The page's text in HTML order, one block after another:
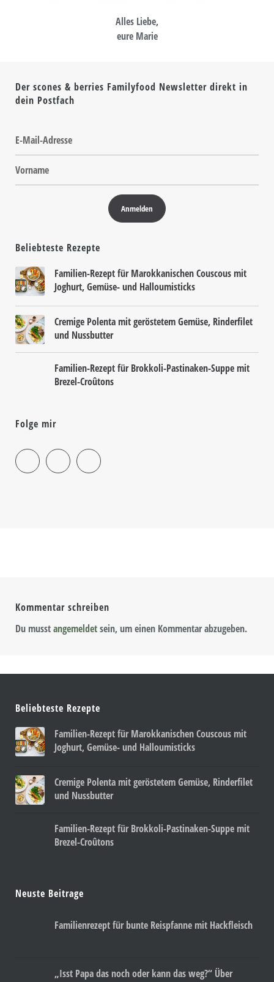
Alles Liebe,
eure Marie
Der scones & berries Familyfood Newsletter direkt in
dein Postfach
Beliebteste Rezepte
Familien-Rezept für Marokkanischen Couscous mit
Joghurt, Gemüse- und Halloumisticks
Cremige Polenta mit geröstetem Gemüse, Rinderfilet
und Nussbutter
Familien-Rezept für Brokkoli-Pastinaken-Suppe mit
Brezel-Croûtons
Folge mir
Kommentar schreiben
Du musstangemeldetsein, um einen Kommentar abzugeben.
Beliebteste Rezepte
Familien-Rezept für Marokkanischen Couscous mit
Joghurt, Gemüse- und Halloumisticks
Cremige Polenta mit geröstetem Gemüse, Rinderfilet
und Nussbutter
Familien-Rezept für Brokkoli-Pastinaken-Suppe mit
Brezel-Croûtons
Neuste Beitrage
Familienrezept für bunte Reispfanne mit Hackfleisch
„Isst Papa das noch oder kann das weg?“ Über